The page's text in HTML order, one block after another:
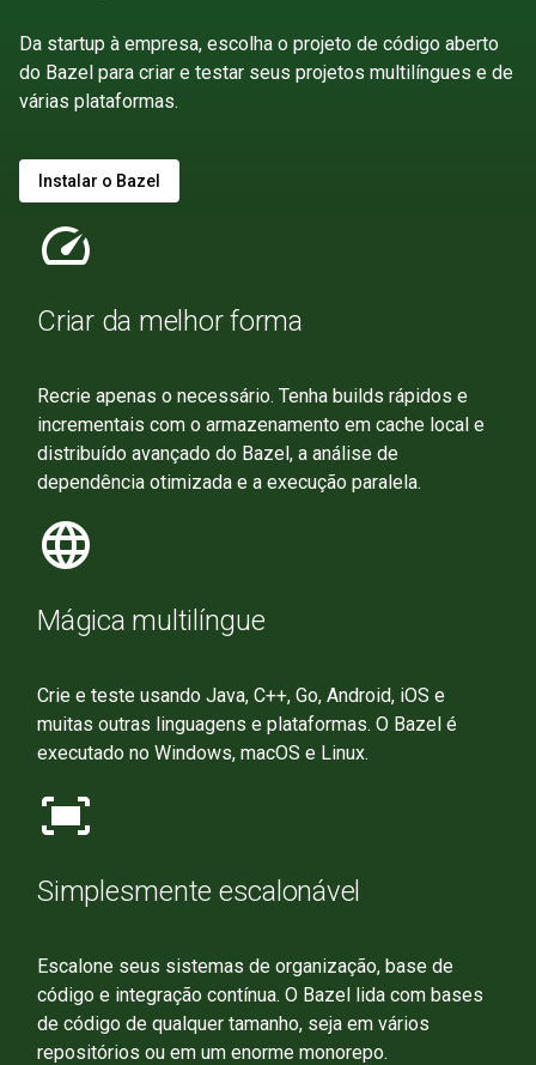
Da startup à empresa, escolha o projeto de código aberto
do Bazel para criar e testar seus projetos multilíngues e de
várias plataformas.
Instalar o Bazel
speed
Criar da melhor forma
Recrie apenas o necessário. Tenha builds rápidos e
incrementais com o armazenamento em cache local e
distribuído avançado do Bazel, a análise de
dependência otimizada e a execução paralela.
language
Mágica multilíngue
Crie e teste usando Java, C++, Go, Android, iOS e
muitas outras linguagens e plataformas. O Bazel é
executado no Windows, macOS e Linux.
fit_screen
Simplesmente escalonável
Escalone seus sistemas de organização, base de
código e integração contínua. O Bazel lida com bases
de código de qualquer tamanho, seja em vários
repositórios ou em um enorme monorepo.